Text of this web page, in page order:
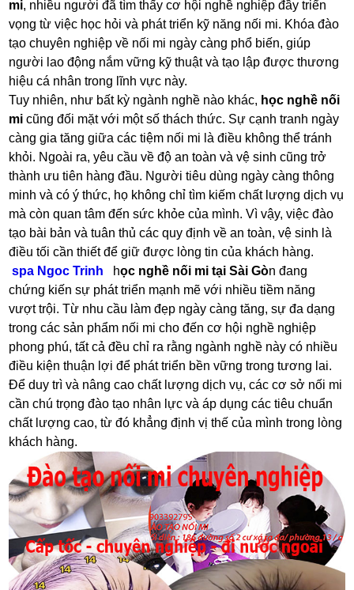
mi, nhiều người đã tìm thấy cơ hội nghề nghiệp đầy triển
vọng từ việc học hỏi và phát triển kỹ năng nối mi. Khóa đào
tạo chuyên nghiệp về nối mi ngày càng phổ biến, giúp
người lao động nắm vững kỹ thuật và tạo lập được thương
hiệu cá nhân trong lĩnh vực này.
Tuy nhiên, như bất kỳ ngành nghề nào khác, học nghề nối
micũng đối mặt với một số thách thức. Sự cạnh tranh ngày
càng gia tăng giữa các tiệm nối mi là điều không thể tránh
khỏi. Ngoài ra, yêu cầu về độ an toàn và vệ sinh cũng trở
thành ưu tiên hàng đầu. Người tiêu dùng ngày càng thông
minh và có ý thức, họ không chỉ tìm kiếm chất lượng dịch vụ
mà còn quan tâm đến sức khỏe của mình. Vì vậy, việc đào
tạo bài bản và tuân thủ các quy định về an toàn, vệ sinh là
điều tối cần thiết để giữ được lòng tin của khách hàng.
spa Ngoc Trinh
học nghề nối mi tại Sài Gòn đang
chứng kiến sự phát triển mạnh mẽ với nhiều tiềm năng
vượt trội. Từ nhu cầu làm đẹp ngày càng tăng, sự đa dạng
trong các sản phẩm nối mi cho đến cơ hội nghề nghiệp
phong phú, tất cả đều chỉ ra rằng ngành nghề này có nhiều
điều kiện thuận lợi để phát triển bền vững trong tương lai.
Để duy trì và nâng cao chất lượng dịch vụ, các cơ sở nối mi
cần chú trọng đào tạo nhân lực và áp dụng các tiêu chuẩn
chất lượng cao, từ đó khẳng định vị thế của mình trong lòng
khách hàng.